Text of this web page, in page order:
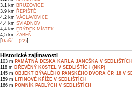
3,1 km BRUZOVICE
3,9 km ŘEPIŠTĚ
4,2 km VÁCLAVOVICE
4,4 km SVIADNOV
4,4 km FRÝDEK-MÍSTEK
4,5 km ŽABEŇ
[Další... (22)]
Historické zajímavosti
103 m PAMÁTNÁ DESKA KARLA JANOŠKA V SEDLIŠTÍCH
118 m DŘEVĚNÝ KOSTEL V SEDLIŠTÍCH (NKP)
145 m OBJEKT BÝVALÉHO PANSKÉHO DVORA ČP. 18 V
159 m LITINOVÉ KŘÍŽE V SEDLIŠTÍCH
166 m POMNÍK PADLÝCH V SEDLIŠTÍCH